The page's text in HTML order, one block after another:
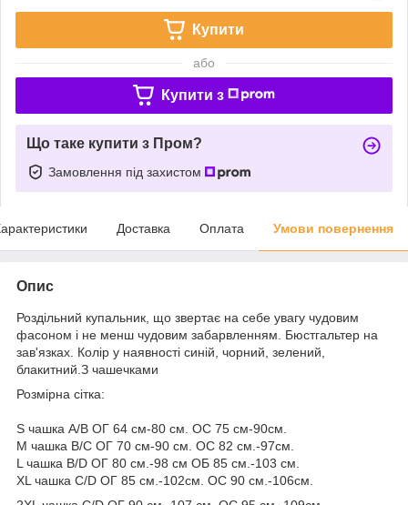
Купити
або
Купити з
Що таке купити з Пром?
Замовлення під захистом
Доставка Оплата Умови повернення
Опис
Роздільний купальник, що звертає на себе увагу чудовим
фасоном і не менш чудовим забарвленням. Бюстгальтер на
зав'язках. Колір у наявності синій, чорний, зелений,
блакитний.З чашечками
Розмірна сітка:
S чашка A/B ОГ 64 см-80 см. ОС 75 см-90см.
M чашка B/C ОГ 70 см-90 см. ОС 82 см.-97см.
L чашка B/D ОГ 80 см.-98 см ОБ 85 см.-103 см.
XL чашка С/D ОГ 85 см.-102см. ОС 90 см.-106см.